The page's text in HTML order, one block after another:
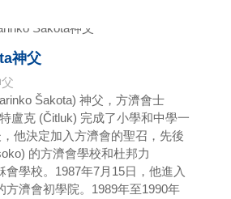
神父
Šakota) 神父，方濟會士
盧克 (Čitluk) 完成了小學和中學一
他決定加入方濟會的聖召，先後
的方濟會學校和杜邦力
會學校。1987年7月15日，他進入
方濟會初學院。1989年至1990年